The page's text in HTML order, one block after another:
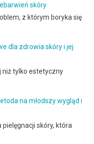
skóry
z którym boryka się
dla zdrowia skóry i jej
niż tylko estetyczny
na młodszy wygląd i
skóry, która